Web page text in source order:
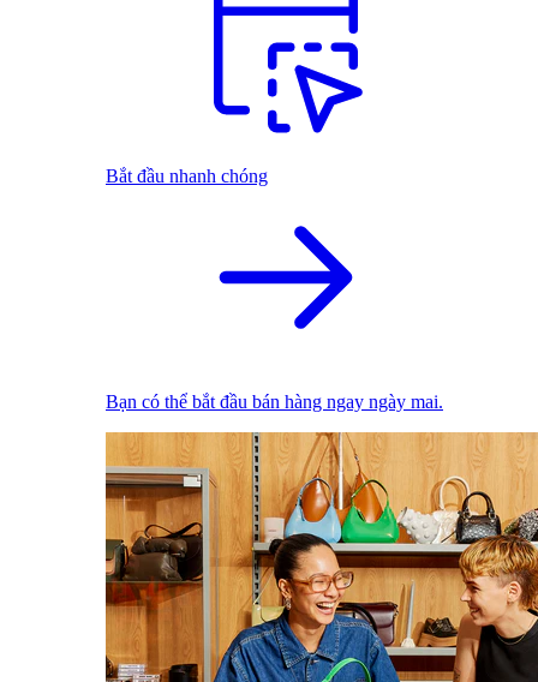
Bắt đầu nhanh chóng
Bạn có thể bắt đầu bán hàng ngay ngày mai.